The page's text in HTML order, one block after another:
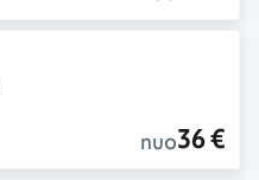
nuo36 €